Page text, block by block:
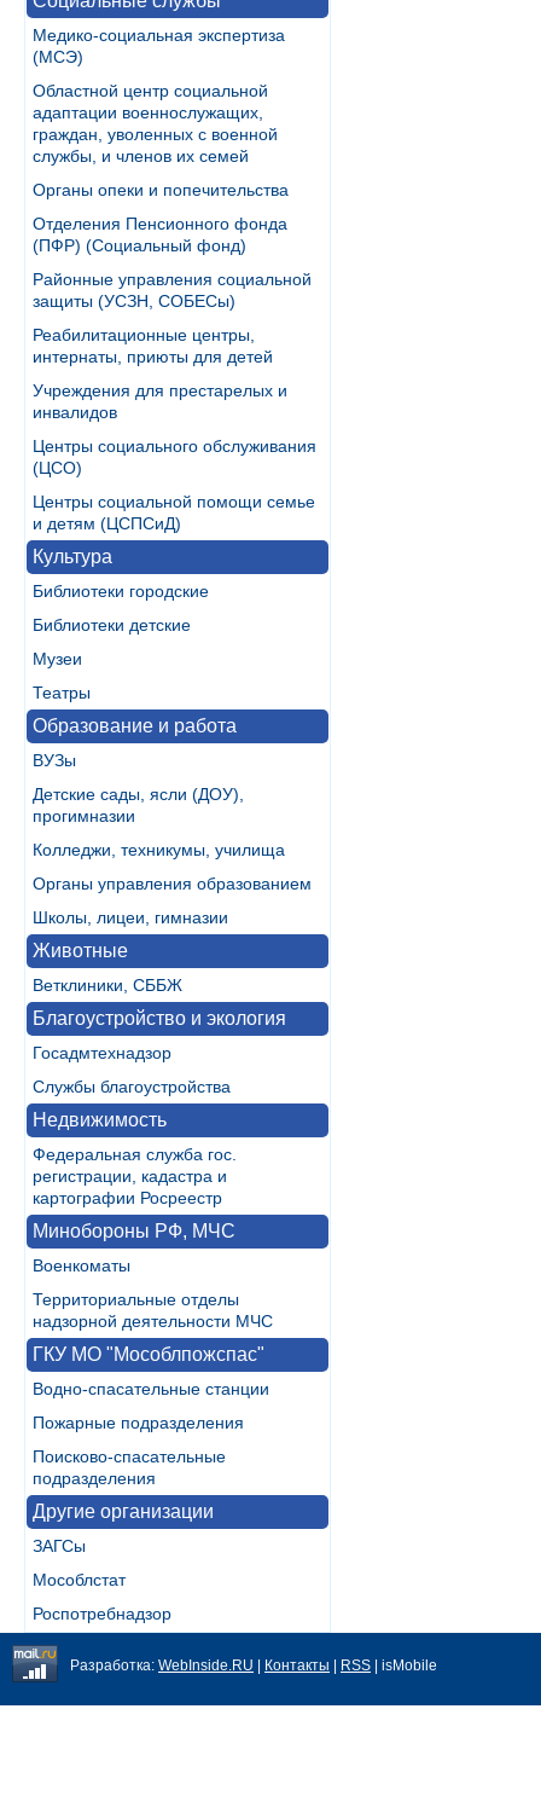
Медико-социальная экспертиза
(МСЭ)
Областной центр социальной
адаптации военнослужащих,
граждан, уволенных с военной
службы, и членов их семей
Органы опеки и попечительства
Отделения Пенсионного фонда
(ПФР) (Социальный фонд)
Районные управления социальной
защиты (УСЗН, СОБЕСы)
Реабилитационные центры,
интернаты, приюты для детей
Учреждения для престарелых и
инвалидов
Центры социального обслуживания
(ЦСО)
Центры социальной помощи семье
и детям (ЦСПСиД)
Культура
Библиотеки городские
Библиотеки детские
Музеи
Театры
Образование и работа
ВУЗы
Детские сады, ясли (ДОУ),
прогимназии
Колледжи, техникумы, училища
Органы управления образованием
Школы, лицеи, гимназии
Животные
Ветклиники, СББЖ
Благоустройство и экология
Госадмтехнадзор
Службы благоустройства
Недвижимость
Федеральная служба гос.
регистрации, кадастра и
картографии Росреестр
Минобороны РФ, МЧС
Военкоматы
Территориальные отделы
надзорной деятельности МЧС
ГКУ МО "Мособлпожспас"
Водно-спасательные станции
Пожарные подразделения
Поисково-спасательные
подразделения
Другие организации
ЗАГСы
Мособлстат
Роспотребнадзор
Разработка: WebInside.RU Контакты RSS | isMobile